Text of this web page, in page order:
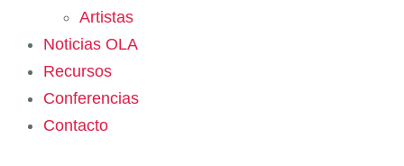
Artistas
Noticias OLA
Recursos
Conferencias
Contacto